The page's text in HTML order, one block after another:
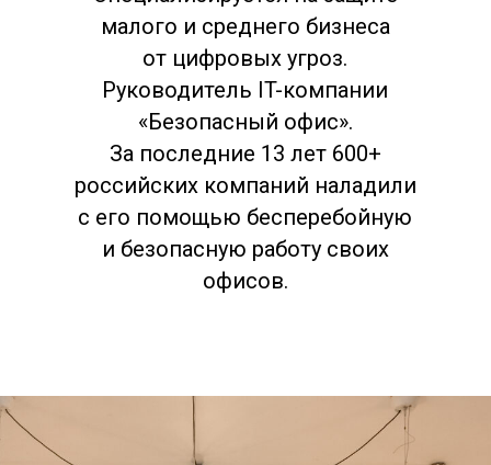
малого и среднего бизнеса
от цифровых угроз.
Руководитель IT-компании
«Безопасный офис».
За последние 13 лет 600+
российских компаний наладили
с его помощью бесперебойную
и безопасную работу своих
офисов.